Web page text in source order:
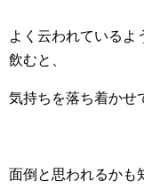
よく云われているよ
飲むと、
気持ちを落ち着かせ
面倒と思われるかも